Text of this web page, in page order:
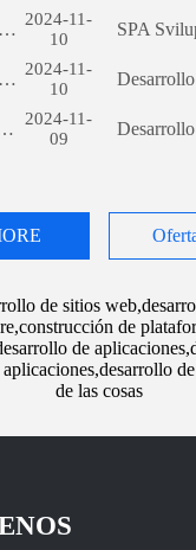
SPA Sviluppo del sito web per il commercio estero: una guida completa 2024-11-
10
SPA Sviluppo del sito web per il commercio estero: una guida completa 2024-11-
10
de comercio exterior: una guía integral
2024-11-
09
de sitios
de
de
de las cosas